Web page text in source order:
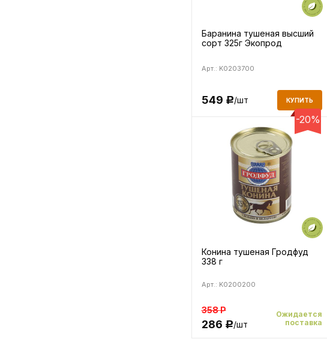
Баранина тушеная высший
сорт 325г Экопрод
Арт.: K0203700
549 Р/шт КУПИТЬ
-20%
Конина тушеная Гродфуд
338 г
Арт.: K0200200
358Р
286 Р/шт
Ожидается
поставка